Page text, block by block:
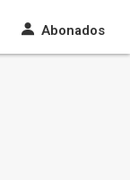
Abonados